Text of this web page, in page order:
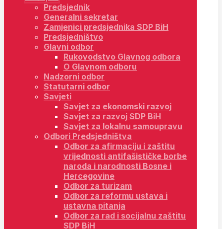
Predsjednik
Generalni sekretar
Zamjenici predsjednika SDP BiH
Predsjedništvo
Glavni odbor
Rukovodstvo Glavnog odbora
O Glavnom odboru
Nadzorni odbor
Statutarni odbor
Savjeti
Savjet za ekonomski razvoj
Savjet za razvoj SDP BiH
Savjet za lokalnu samoupravu
Odbori Predsjedništva
Odbor za afirmaciju i zaštitu
vrijednosti antifašističke borbe
naroda i narodnosti Bosne i
Hercegovine
Odbor za turizam
Odbor za reformu ustava i
ustavna pitanja
Odbor za rad i socijalnu zaštitu
SDP BiH